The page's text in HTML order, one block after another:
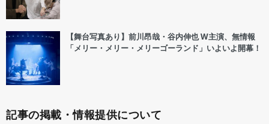
【舞台写真あり】前川昂哉・谷内伸也 W主演、無情報
「メリー・メリー・メリーゴーランド」いよいよ開幕！
記事の掲載・情報提供について